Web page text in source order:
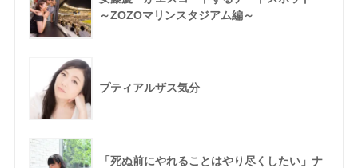
～ZOZOマリンスタジアム編～
プティアルザス気分
「死ぬ前にやれることはやり尽くしたい」ナ